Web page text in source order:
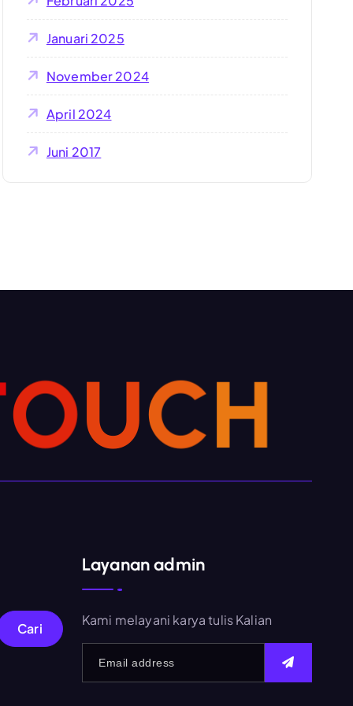
Januari 2025
November 2024
April 2024
Juni 2017
OUCH
Layanan admin
Kami melayani karya tulis Kalian